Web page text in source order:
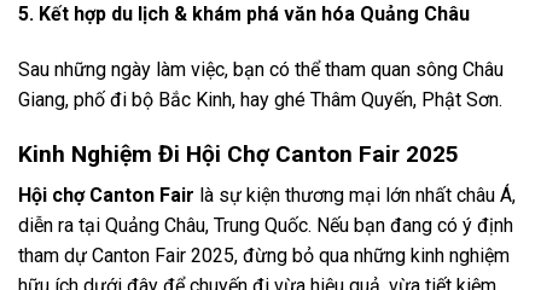
5. Kết hợp du lịch & khám phá văn hóa Quảng Châu
Sau những ngày làm việc, bạn có thể tham quan sông Châu
Giang, phố đi bộ Bắc Kinh, hay ghé Thâm Quyến, Phật Sơn.
Kinh Nghiệm Đi Hội Chợ Canton Fair 2025
Hội chợ Canton Fair là sự kiện thương mại lớn nhất châu Á,
diễn ra tại Quảng Châu, Trung Quốc. Nếu bạn đang có ý định
tham dự Canton Fair 2025, đừng bỏ qua những kinh nghiệm